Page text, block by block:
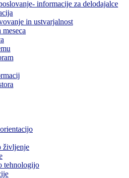
informacije za delodajalce
in ustvarjalnost
življenje
tehnologijo